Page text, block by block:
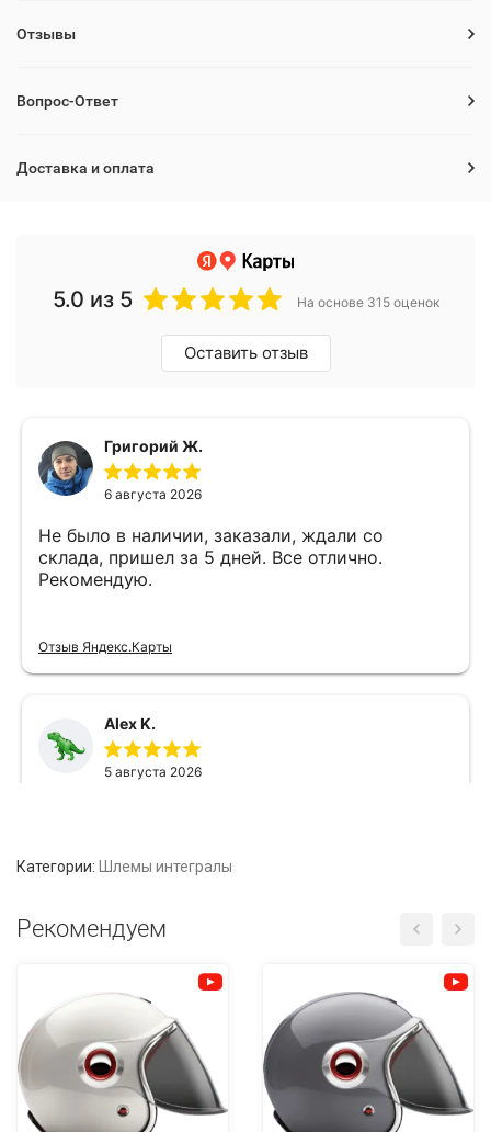
Отзывы
Вопрос-Ответ
Доставка и оплата
Категории: Шлемы интегралы
Рекомендуем